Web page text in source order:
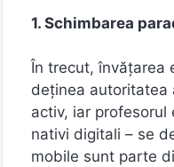
1. Schimbarea
În trecut, învățarea
deținea autoritatea
activ, iar
nativi digitali – se
mobile sunt parte